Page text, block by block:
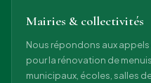
Mairies & collectivités
Nous répondons aux
pour la rénovation de
municipaux, écoles, salles